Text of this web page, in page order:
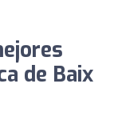
de Baix